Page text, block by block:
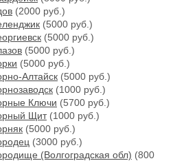
(2000 руб.)
(5000 руб.)
(5000 руб.)
(5000 руб.)
(5000 руб.)
Алтайск (5000 руб.)
(1000 руб.)
Ключи (5700 руб.)
Щит(1000 руб.)
(5000 руб.)
(3000 руб.)
(Волгоградская обл) (800